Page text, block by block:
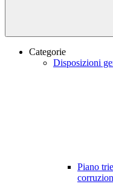
Categorie
Disposizioni
Piano